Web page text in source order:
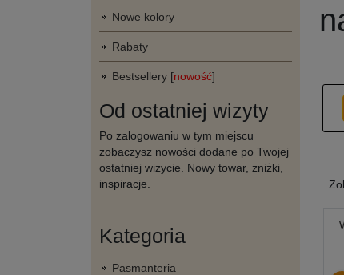
Nowe kolory
Rabaty
Bestsellery [nowość]
Od ostatniej wizyty
Po zalogowaniu w tym miejscu
zobaczysz nowości dodane po Twojej
ostatniej wizycie. Nowy towar, zniżki,
inspiracje.
Kategoria
Pasmanteria